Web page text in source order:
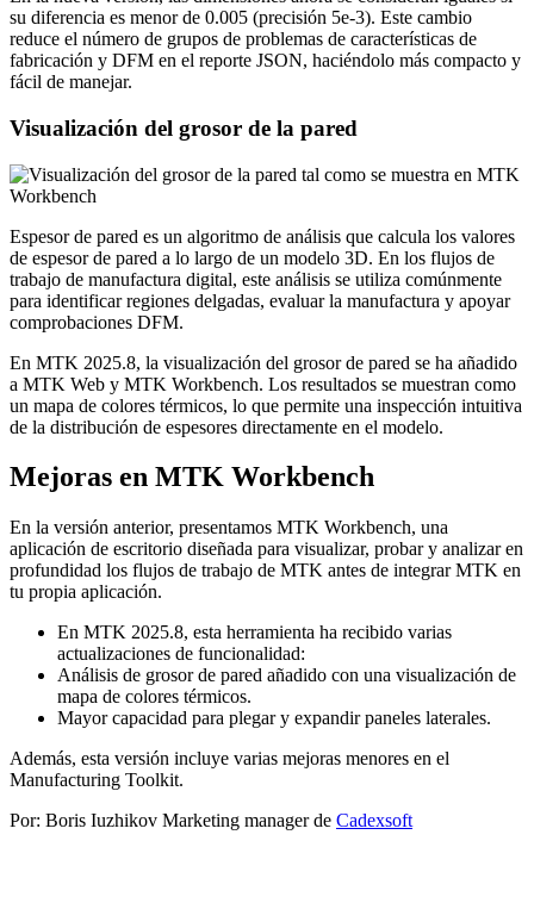
su diferencia es menor de 0.005 (precisión 5e-3). Este cambio
reduce el número de grupos de problemas de características de
fabricación y DFM en el reporte JSON, haciéndolo más compacto y
fácil de manejar.
Visualización del grosor de la pared
Espesor de pared es un algoritmo de análisis que calcula los valores
de espesor de pared a lo largo de un modelo 3D. En los flujos de
trabajo de manufactura digital, este análisis se utiliza comúnmente
para identificar regiones delgadas, evaluar la manufactura y apoyar
comprobaciones DFM.
En MTK 2025.8, la visualización del grosor de pared se ha añadido
a MTK Web y MTK Workbench. Los resultados se muestran como
un mapa de colores térmicos, lo que permite una inspección intuitiva
de la distribución de espesores directamente en el modelo.
Mejoras en MTK Workbench
En la versión anterior, presentamos MTK Workbench, una
aplicación de escritorio diseñada para visualizar, probar y analizar en
profundidad los flujos de trabajo de MTK antes de integrar MTK en
tu propia aplicación.
En MTK 2025.8, esta herramienta ha recibido varias
actualizaciones de funcionalidad:
Análisis de grosor de pared añadido con una visualización de
mapa de colores térmicos.
Mayor capacidad para plegar y expandir paneles laterales.
Además, esta versión incluye varias mejoras menores en el
Manufacturing Toolkit.
Por: Boris Iuzhikov Marketing manager de Cadexsoft